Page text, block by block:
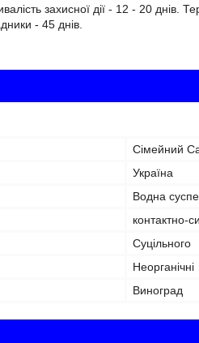
захисної дії - 12 - 20 днів.
- 45 днів.
Сімейний
Україна
Водна
контактно-
Суцільного
Неорганічні
Виноград